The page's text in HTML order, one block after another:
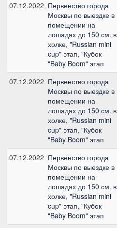
07.12.2022 Первенство города
Москвы по выездке в
помещении на
лошадях до 150 см. в
холке, "Russian mini
cup" этап, "Кубок
"Baby Boom" этап
07.12.2022 Первенство города
Москвы по выездке в
помещении на
лошадях до 150 см. в
холке, "Russian mini
cup" этап, "Кубок
"Baby Boom" этап
07.12.2022 Первенство города
Москвы по выездке в
помещении на
лошадях до 150 см. в
холке, "Russian mini
cup" этап, "Кубок
"Baby Boom" этап